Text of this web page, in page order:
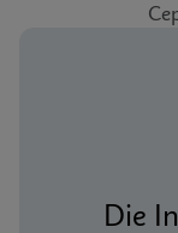
Die